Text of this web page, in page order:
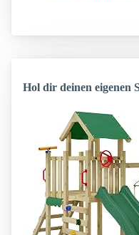
Hol dir deinen eigenen